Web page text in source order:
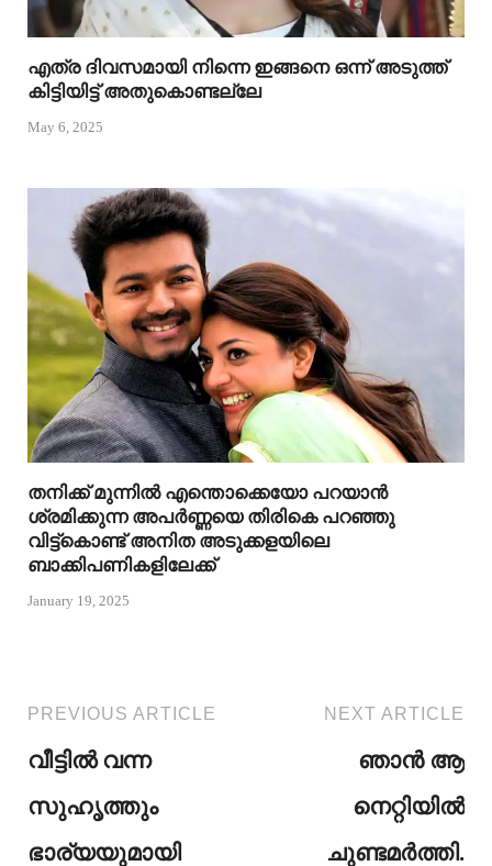
എത്ര ദിവസമായി നിന്നെ ഇങ്ങനെ ഒന്ന് അടുത്ത്
കിട്ടിയിട്ട് അതുകൊണ്ടല്ലേ
May 6, 2025
തനിക്ക് മുന്നിൽ എന്തൊക്കെയോ പറയാൻ
ശ്രമിക്കുന്ന അപർണ്ണയെ തിരികെ പറഞ്ഞു
വിട്ട്കൊണ്ട് അനിത അടുക്കളയിലെ
ബാക്കിപണികളിലേക്ക്
January 19, 2025
PREVIOUS ARTICLE
വീട്ടിൽ വന്ന
സുഹൃത്തും
ഭാര്യയുമായി
NEXT ARTICLE
ഞാൻ ആ
നെറ്റിയിൽ
ചുണ്ടമർത്തി.